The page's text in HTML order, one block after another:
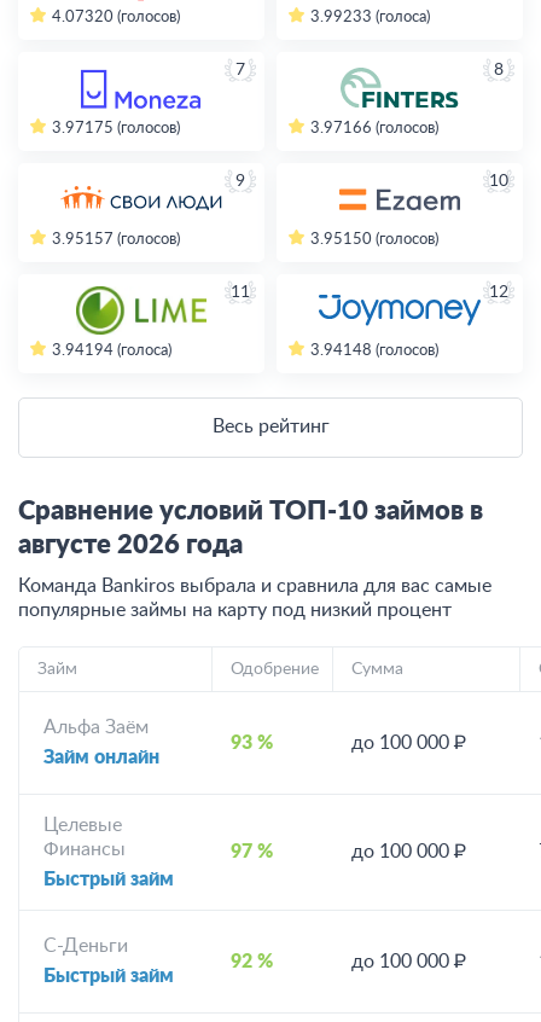
4.07320 (голосов) 3.99233 (голоса)
7
3.97175 (голосов)
8
3.97166 (голосов)
9
3.95157 (голосов)
10
3.95150 (голосов)
11
3.94194 (голоса)
12
3.94148 (голосов)
Весь рейтинг
Сравнение условий ТОП-10 займов в
августе 2026 года
Команда Bankiros выбрала и сравнила для вас самые
популярные займы на карту под низкий процент
Займ Одобрение Сумма
Альфа Заём
Займ онлайн
93 % до 100 000 ₽
Целевые
Финансы
Быстрый займ
97 % до 100 000 ₽
С-Деньги
Быстрый займ
92 % до 100 000 ₽